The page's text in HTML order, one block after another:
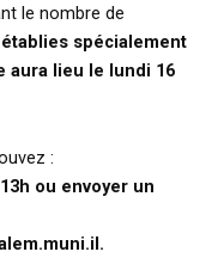
le nombre de
spécialement
aura lieu le lundi 16
:
ou envoyer un